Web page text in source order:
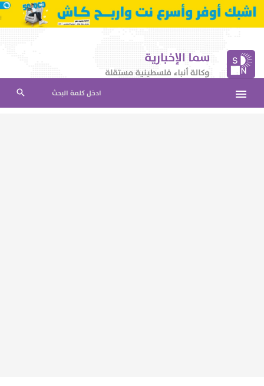
ادخل كلمة البحث